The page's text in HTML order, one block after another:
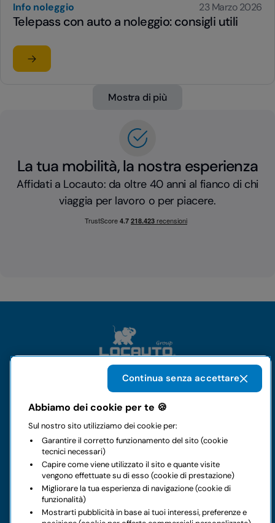
Info noleggio 23 Marzo 2026
Telepass con auto a noleggio: consigli utili
Leggi l'articolo
su Telepass con auto a noleggio: consigli utili
Mostra di più
La tua mobilità, la nostra esperienza
Affidati a Locauto: da oltre 40 anni al fianco di chi
viaggia per lavoro o per piacere.
Noleggi
Business
Contatti
Abbiamo dei cookie per te 🍪
Sul nostro sito utilizziamo dei cookie per:
Garantire il corretto funzionamento del sito (cookie
tecnici necessari)
Capire come viene utilizzato il sito e quante visite
vengono effettuate su di esso (cookie di prestazione)
Migliorare la tua esperienza di navigazione (cookie di
funzionalità)
Mostrarti pubblicità in base ai tuoi interessi, preferenze e
Continua senza accettare